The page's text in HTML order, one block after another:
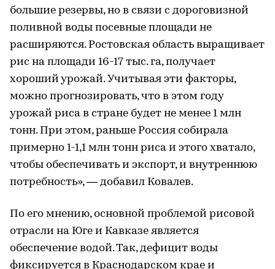
большие резервы, но в связи с дороговизной
поливной воды посевные площади не
расширяются. Ростовская область выращивает
рис на площади 16-17 тыс. га, получает
хороший урожай. Учитывая эти факторы,
можно прогнозировать, что в этом году
урожай риса в стране будет не менее 1 млн
тонн. При этом, раньше Россия собирала
примерно 1-1,1 млн тонн риса и этого хватало,
чтобы обеспечивать и экспорт, и внутреннюю
потребность», — добавил Ковалев.
По его мнению, основной проблемой рисовой
отрасли на Юге и Кавказе является
обеспечение водой. Так, дефицит воды
фиксируется в Краснодарском крае и